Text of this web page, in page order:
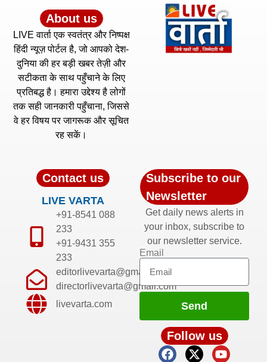
About us
LIVE वार्ता एक स्वतंत्र और निष्पक्ष
हिंदी न्यूज़ पोर्टल है, जो आपको देश-
दुनिया की हर बड़ी खबर तेज़ी और
सटीकता के साथ पहुँचाने के लिए
प्रतिबद्ध है। हमारा उद्देश्य है लोगों
तक सही जानकारी पहुँचाना, जिससे
वे हर विषय पर जागरूक और सूचित
रह सकें।
Contact us
LIVE VARTA
+91-8541 088
233
+91-9431 355
233
editorlivevarta@gmail.com
directorlivevarta@gmail.com
livevarta.com
Subscribe to our
Newsletter
Get daily news alerts in
your inbox, subscribe to
our newsletter service.
Email
Send
Follow us